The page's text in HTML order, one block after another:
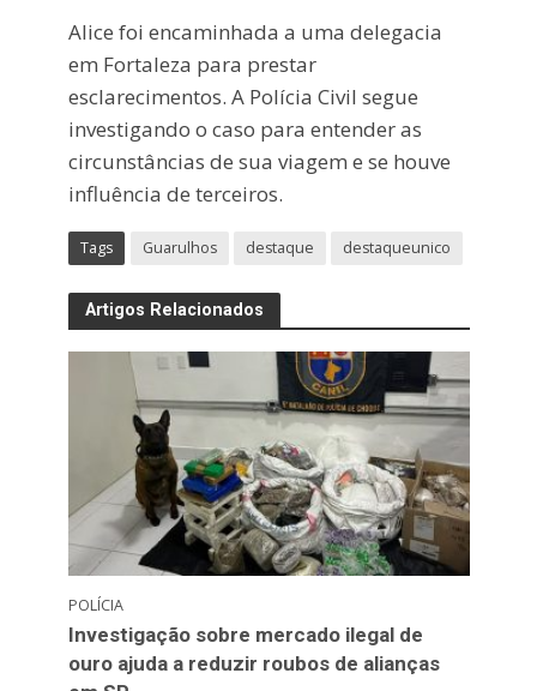
Alice foi encaminhada a uma delegacia
em Fortaleza para prestar
esclarecimentos. A Polícia Civil segue
investigando o caso para entender as
circunstâncias de sua viagem e se houve
influência de terceiros.
Tags Guarulhos destaque destaqueunico
Artigos Relacionados
POLÍCIA
Investigação sobre mercado ilegal de
ouro ajuda a reduzir roubos de alianças